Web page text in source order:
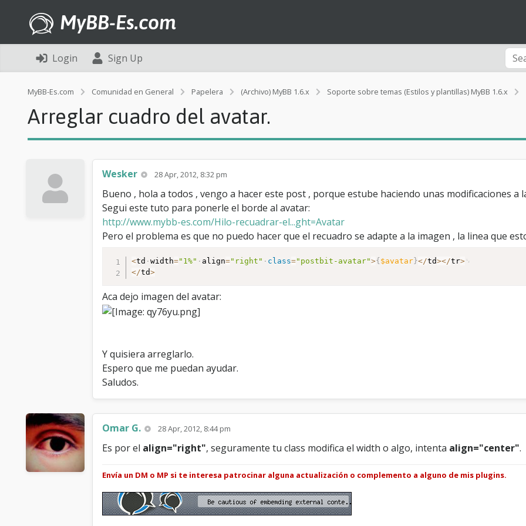
MyBB-Es.com
Login
Sign Up
MyBB-Es.com Comunidad en General Papelera (Archivo) MyBB 1.6.x Soporte sobre temas (Estilos y plantillas) MyBB 1.6.x
Arreglar cuadro del avatar.
Wesker 28 Apr, 2012, 8:32 pm
Bueno , hola a todos , vengo a hacer este post , porque estube haciendo unas modificaciones
Segui este tuto para ponerle el borde al avatar:
http://www.mybb-es.com/Hilo-recuadrar-el...ght=Avatar
Pero el problema es que no puedo hacer que el recuadro se adapte a la imagen , la linea que
<td width="1%" align="right" class="postbit-avatar">{$avatar}</td></tr>
</td>
Aca dejo imagen del avatar:
Y quisiera arreglarlo.
Espero que me puedan ayudar.
Saludos.
Omar G. 28 Apr, 2012, 8:44 pm
Es por el align="right", seguramente tu class modifica el width o algo, intenta align="center".
Envía un DM o MP si te interesa patrocinar alguna actualización o complemento a alguno de mis plugins.